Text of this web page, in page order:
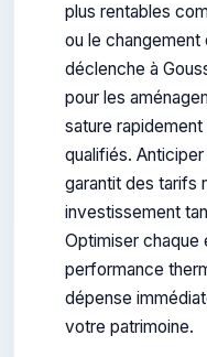
plus rentables
ou le changement
déclenche à
pour les
sature rapidement
qualifiés.
garantit des tarifs
investissement
Optimiser chaque
performance
dépense
votre patrimoine.